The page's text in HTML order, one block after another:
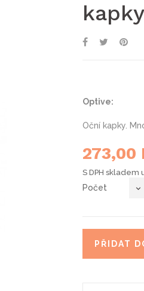
Optive:
Oční kapky.
273,00
S DPH skladem
Počet
PŘIDAT